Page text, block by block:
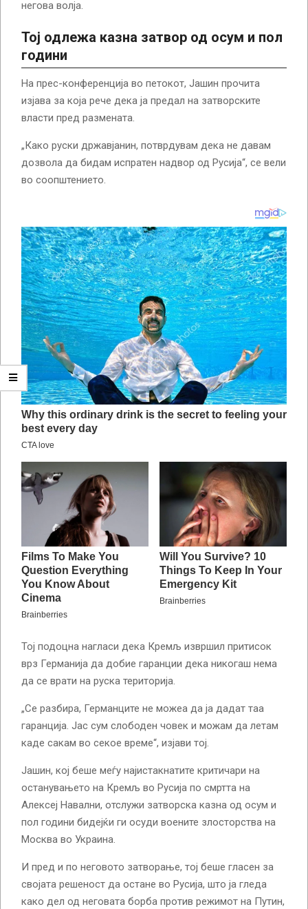
негова волја.
Тој одлежа казна затвор од осум и пол
години
На прес-конференција во петокот, Јашин прочита
изјава за која рече дека ја предал на затворските
власти пред размената.
„Како руски државјанин, потврдувам дека не давам
дозвола да бидам испратен надвор од Русија“, се вели
во соопштението.
Тој подоцна нагласи дека Кремљ извршил притисок
врз Германија да добие гаранции дека никогаш нема
да се врати на руска територија.
„Се разбира, Германците не можеа да ја дадат таа
гаранција. Јас сум слободен човек и можам да летам
каде сакам во секое време“, изјави тој.
Јашин, кој беше меѓу најистакнатите критичари на
останувањето на Кремљ во Русија по смртта на
Алексеј Навални, отслужи затворска казна од осум и
пол години бидејќи ги осуди воените злосторства на
Москва во Украина.
И пред и по неговото затворање, тој беше гласен за
својата решеност да остане во Русија, што ја гледа
како дел од неговата борба против режимот на Путин,